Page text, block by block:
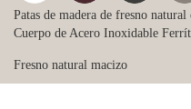
Patas de madera de fresno natural
Cuerpo de Acero Inoxidable
Fresno natural macizo